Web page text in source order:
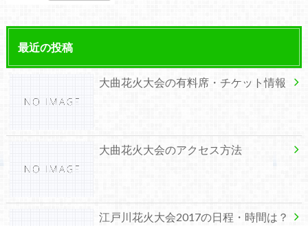
最近の投稿
大曲花火大会の有料席・チケット情報
大曲花火大会のアクセス方法
江戸川花火大会2017の日程・時間は？